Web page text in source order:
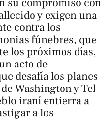
su compromiso con
y exigen una
contra los
fúnebres, que
los próximos días,
acto de
desafía los planes
Washington y Tel
iraní entierra a
a los